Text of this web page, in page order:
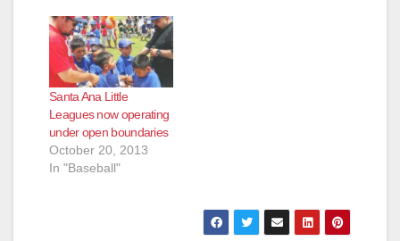
Santa Ana Little
Leagues now operating
under open boundaries
October 20, 2013
In "Baseball"